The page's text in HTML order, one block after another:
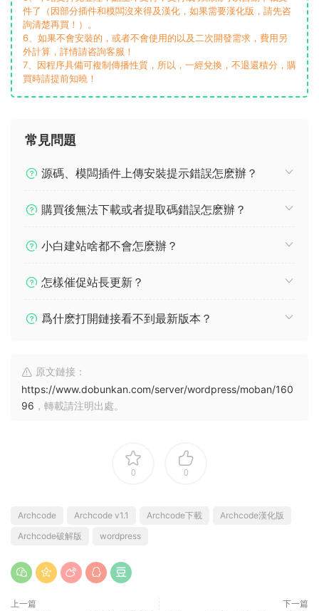
件了（因部分插件和模闆沒來得及漢化，如果需要漢化版，請先咨
詢清楚再買！）。
6、如果不會安裝的，或者不會使用的以及二次開發需求，費用另
外計算，詳情請咨詢客服！
7、因程序具備可複制傳播性質，所以，一經兌換，不退還積分，購
買時請提前知曉！
常見問題
源碼、模闆插件上傳安裝提示錯誤怎麽辦？
購買後無法下載或者提取碼錯誤怎麽辦？
小白建站啥都不會怎麽辦？
怎樣催促站長更新？
爲什麽打開鏈接看不到最新版本？
原文鏈接：
https://www.dobunkan.com/server/wordpress/moban/160
96 ，轉載請注明出處。
0 0
Archcode Archcode v1.1 Archcode下載
Archcode漢化版
Archcode破解版
wordpress
上一篇 下一篇